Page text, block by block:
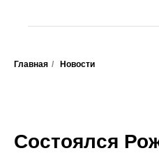
Главная / Новости
Состоялся